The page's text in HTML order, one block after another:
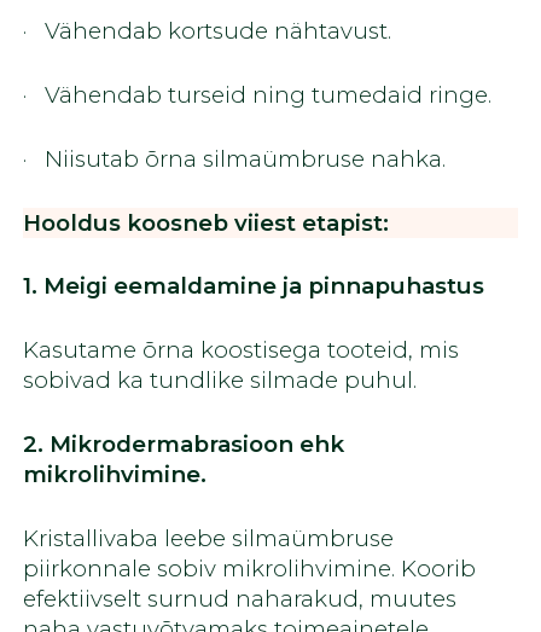
Vähendab kortsude nähtavust.
Vähendab turseid ning tumedaid ringe.
Niisutab õrna silmaümbruse nahka.
Hooldus koosneb viiest etapist:
1. Meigi eemaldamine ja pinnapuhastus
Kasutame õrna koostisega tooteid, mis
sobivad ka tundlike silmade puhul.
2. Mikrodermabrasioon ehk
mikrolihvimine.
Kristallivaba leebe silmaümbruse
piirkonnale sobiv mikrolihvimine. Koorib
efektiivselt surnud naharakud, muutes